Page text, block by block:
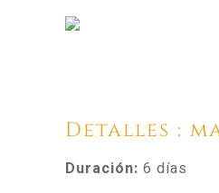
Detalles :
Duración: 6 días